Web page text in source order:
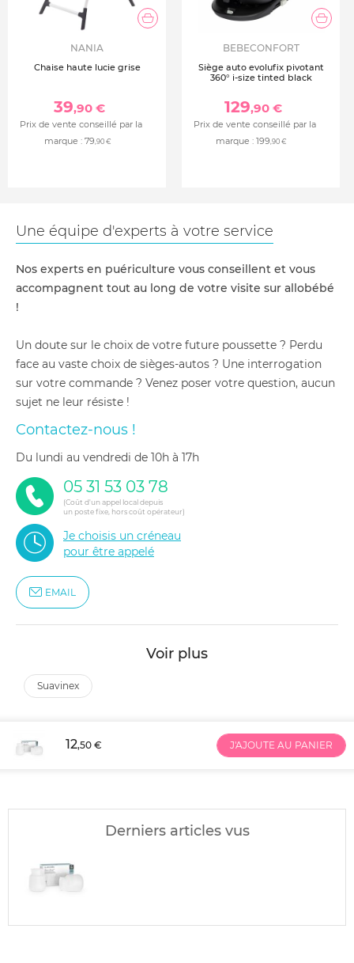
NANIA
Chaise haute lucie grise
39,90 €
Prix de vente conseillé par la
marque : 79,90 €
BEBECONFORT
Siège auto evolufix pivotant
360° i-size tinted black
129,90 €
Prix de vente conseillé par la
marque : 199,90 €
Une équipe d'experts à votre service
Nos experts en puériculture vous conseillent et vous
accompagnent tout au long de votre visite sur allobébé
!
Un doute sur le choix de votre future poussette ? Perdu
face au vaste choix de sièges-autos ? Une interrogation
sur votre commande ? Venez poser votre question, aucun
sujet ne leur résiste !
Contactez-nous !
du lundi au vendredi de 10h à 17h
05 31 53 03 78
(Coût d'un appel local depuis
un poste fixe, hors coût opérateur)
Je choisis un créneau
pour être appelé
EMAIL
Voir plus
suavinex
12,50 € J'AJOUTE AU PANIER
Derniers articles vus